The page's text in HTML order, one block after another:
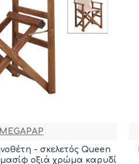
MEGAPAP
- σκελετός Queen
μασίφ οξιά χρώμα καρυδί